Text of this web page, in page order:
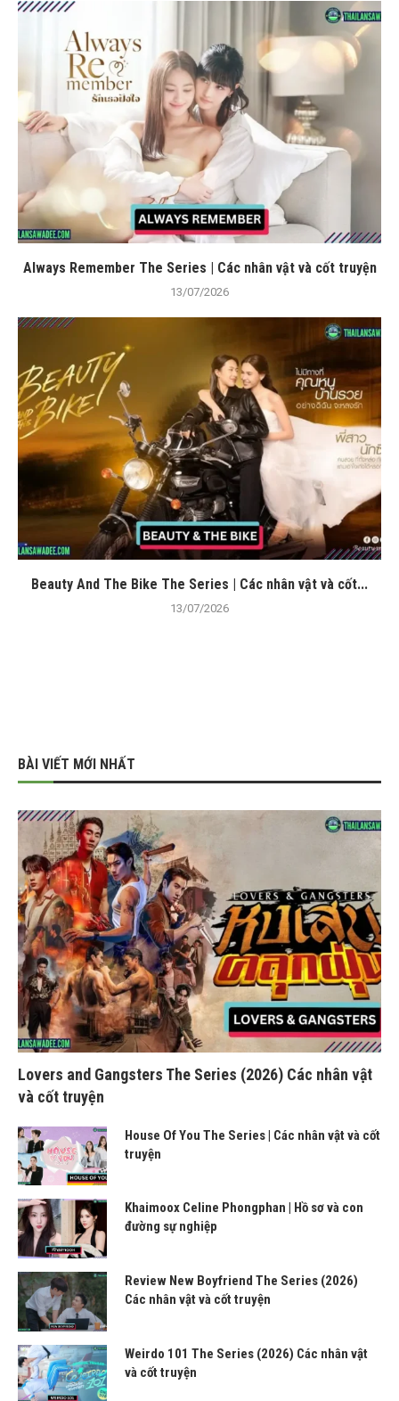
Always Remember The Series | Các nhân vật và cốt truyện
13/07/2026
Beauty And The Bike The Series | Các nhân vật và cốt...
13/07/2026
BÀI VIẾT MỚI NHẤT
Lovers and Gangsters The Series (2026) Các nhân vật
và cốt truyện
House Of You The Series | Các nhân vật và cốt
truyện
Khaimoox Celine Phongphan | Hồ sơ và con
đường sự nghiệp
Review New Boyfriend The Series (2026)
Các nhân vật và cốt truyện
Weirdo 101 The Series (2026) Các nhân vật
và cốt truyện